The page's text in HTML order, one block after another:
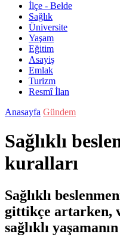
İlçe - Belde
Sağlık
Üniversite
Yaşam
Eğitim
Asayiş
Emlak
Turizm
Resmî İlan
Anasayfa Gündem
Sağlıklı
kuralları
Sağlıklı
gittikçe artarken,
sağlıklı